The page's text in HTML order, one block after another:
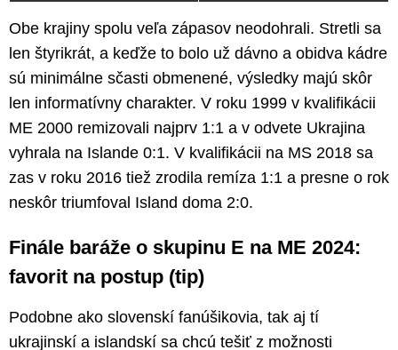
Obe krajiny spolu veľa zápasov neodohrali. Stretli sa
len štyrikrát, a keďže to bolo už dávno a obidva kádre
sú minimálne sčasti obmenené, výsledky majú skôr
len informatívny charakter. V roku 1999 v kvalifikácii
ME 2000 remizovali najprv 1:1 a v odvete Ukrajina
vyhrala na Islande 0:1. V kvalifikácii na MS 2018 sa
zas v roku 2016 tiež zrodila remíza 1:1 a presne o rok
neskôr triumfoval Island doma 2:0.
Finále baráže o skupinu E na ME 2024:
favorit na postup (tip)
Podobne ako slovenskí fanúšikovia, tak aj tí
ukrajinskí a islandskí sa chcú tešiť z možnosti